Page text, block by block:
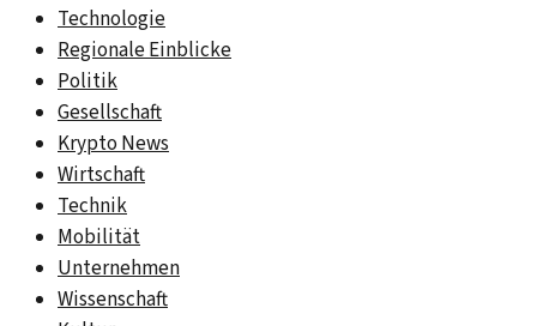
Technologie
Regionale Einblicke
Politik
Gesellschaft
Krypto News
Wirtschaft
Technik
Mobilität
Unternehmen
Wissenschaft